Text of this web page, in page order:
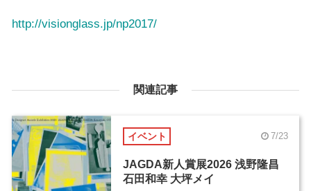
http://visionglass.jp/np2017/
関連記事
イベント 7/23
JAGDA新人賞展2026 浅野隆昌
石田和幸 大坪メイ